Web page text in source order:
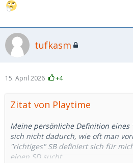
tufkasm
15. April 2026 +4
Zitat von Playtime
Meine persönliche Definition
sich nicht dadurch, wie oft man
"richtiges" SB definiert sich für
einen SD sucht.